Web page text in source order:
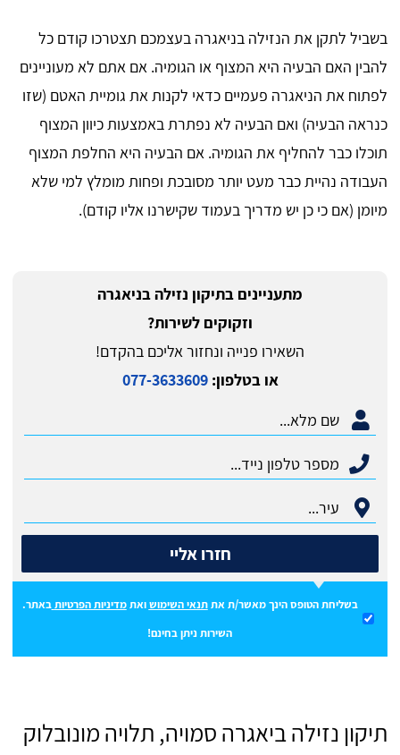
בשביל לתקן את הנזילה בניאגרה בעצמכם תצטרכו קודם כל
להבין האם הבעיה היא המצוף או הגומיה. אם אתם לא מעוניינים
לפתוח את הניאגרה פעמיים כדאי לקנות את גומיית האטם (שזו
כנראה הבעיה) ואם הבעיה לא נפתרת באמצעות כיוון המצוף
תוכלו כבר להחליף את הגומיה. אם הבעיה היא החלפת המצוף
העבודה נהיית כבר מעט יותר מסובכת ופחות מומלץ למי שלא
מיומן (אם כי כן יש מדריך בעמוד שקישרנו אליו קודם).
מתעניינים בתיקון נזילה בניאגרה
וזקוקים לשירות?
השאירו פנייה ונחזור אליכם בהקדם!
או בטלפון:077-3633609
חזרו אליי
בשליחת הטופס הינך מאשר/ת אתתנאי השימושואתמדיניות הפרטיות באתר.
השירות ניתן בחינם!
תיקון נזילה ביאגרה סמויה, תלויה מונובלוק